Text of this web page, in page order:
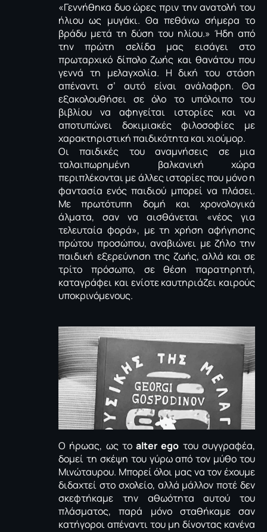
«Γεννήθηκα δυο ώρες πριν την ανατολή του
ήλιου ως μυγάκι. Θα πεθάνω σήμερα το
βράδυ μετά τη δύση του ηλίου.» Ήδη από
την πρώτη σελίδα μας εισάγει στο
πρωταρχικό δίπολο ζωής και θανάτου που
γεννά τη μελαγχολία. Η δική του στάση
απέναντι σ’ αυτό είναι ανάλαφρη. Θα
εξακολουθήσει σε όλο το υπόλοιπο του
βιβλίου να αφηγείται ιστορίες και να
αποτυπώνει δοκιμιακές φιλοσοφίες με
χαρακτηριστική παιδικότητα και χιούμορ.
Οι παιδικές του αναμνήσεις σε μια
ταλαιπωρημένη βαλκανική χώρα
περιπλέκονται με άλλες ιστορίες που μόνο η
φαντασία ενός παιδιού μπορεί να πλάσει.
Με πρωτότυπη δομή και χρονολογικά
άλματα, σαν να αισθάνεται «νέος για
τελευταία φορά», με τη χρήση αφήγησης
πρώτου προσώπου, αναβιώνει με ζήλο την
παιδική εξερεύνηση της ζωής, αλλά και σε
τρίτο πρόσωπο, σε θέση παρατηρητή,
καταγράφει και ενίοτε καυτηριάζει καιρούς
υποκρινόμενους.
Ο ήρωας, ως τοalter ego του συγγραφέα,
δομεί τη σκέψη του γύρω από τον μύθο του
Μινώταυρου. Μπορεί όλοι μας να τον έχουμε
διδαχτεί στο σχολείο, αλλά μάλλον ποτέ δεν
σκεφτήκαμε την αθωότητα αυτού του
πλάσματος, παρά μόνο σταθήκαμε σαν
κατήγοροι απέναντι του μη δίνοντας κανένα